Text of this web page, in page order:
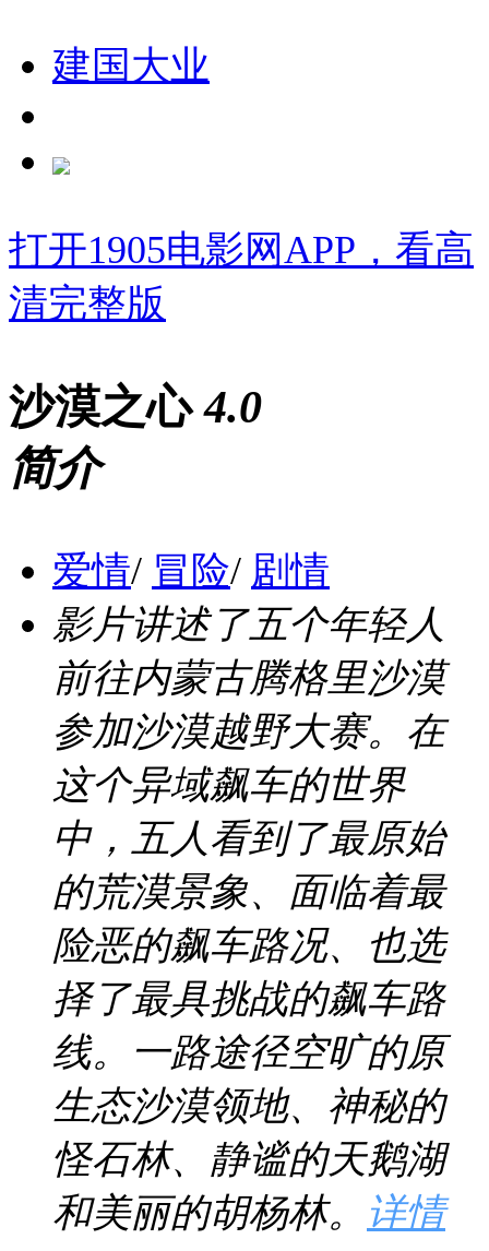
建国大业
打开1905电影网APP，看高
清完整版
沙漠之心 4.0
简介
爱情/ 冒险/ 剧情
影片讲述了五个年轻人
前往内蒙古腾格里沙漠
参加沙漠越野大赛。在
这个异域飙车的世界
中，五人看到了最原始
的荒漠景象、面临着最
险恶的飙车路况、也选
择了最具挑战的飙车路
线。一路途径空旷的原
生态沙漠领地、神秘的
怪石林、静谧的天鹅湖
和美丽的胡杨林。 详情